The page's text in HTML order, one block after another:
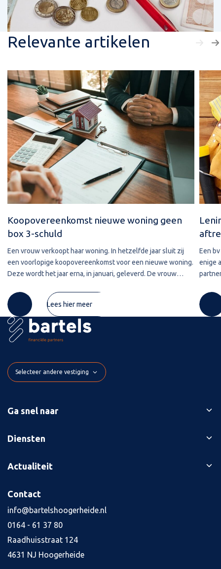
Relevante artikelen
Koopovereenkomst nieuwe woning geen
box 3-schuld
Een vrouw verkoopt haar woning. In hetzelfde jaar sluit zij
een voorlopige koopovereenkomst voor een nieuwe woning.
Deze wordt het jaar erna, in januari, geleverd. De vrouw
derdengeldrekening van
Lees hier meer
Een
enige
Selecteer andere vestiging
Ga snel naar
Ons verhaal
Succesverhalen
Diensten
Bedrijfsopvolging
Boekhouding
Kredietaanvraag
Jaarrekening
Salarisadministratie
Tax planning
Actualiteit
Blog
Kennisbank
Vacatures
4
Contact
info@bartelshoogerheide.nl
0164 - 61 37 80
Raadhuisstraat 124
4631 NJ Hoogerheide